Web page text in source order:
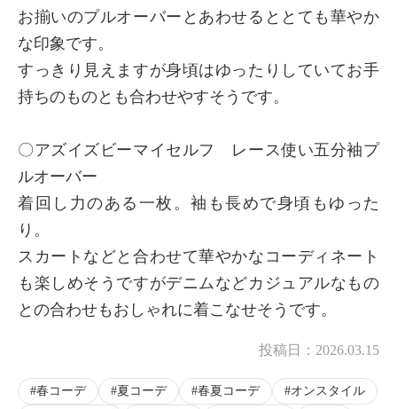
お揃いのプルオーバーとあわせるととても華やか
な印象です。
すっきり見えますが身頃はゆったりしていてお手
持ちのものとも合わせやすそうです。
〇アズイズビーマイセルフ レース使い五分袖プ
ルオーバー
着回し力のある一枚。袖も長めで身頃もゆった
り。
スカートなどと合わせて華やかなコーディネート
も楽しめそうですがデニムなどカジュアルなもの
との合わせもおしゃれに着こなせそうです。
投稿日： 2026.03.15
春コーデ 夏コーデ 春夏コーデ
オンスタイル